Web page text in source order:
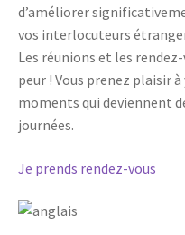
d’améliorer
vos interlocuteurs
Les réunions et les
peur ! Vous prenez plaisir
moments qui deviennent
journées.
Je prends rendez-vous